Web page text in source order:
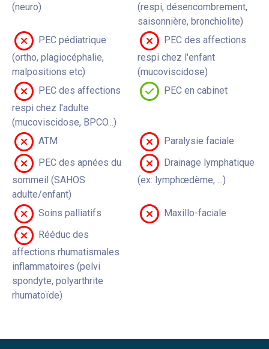
(neuro)
(respi, désencombrement,
saisonnière, bronchiolite)
PEC pédiatrique
(ortho, plagiocéphalie,
malpositions etc)
PEC des affections
respi chez l'enfant
(mucoviscidose)
PEC des affections
respi chez l'adulte
(mucoviscidose, BPCO...)
PEC en cabinet
ATM
Paralysie faciale
PEC des apnées du
sommeil (SAHOS
adulte/enfant)
Drainage lymphatique
(ex: lymphœdème, ...)
Soins palliatifs
Maxillo-faciale
Rééduc des
affections rhumatismales
inflammatoires (pelvi
spondyte, polyarthrite
rhumatoïde)